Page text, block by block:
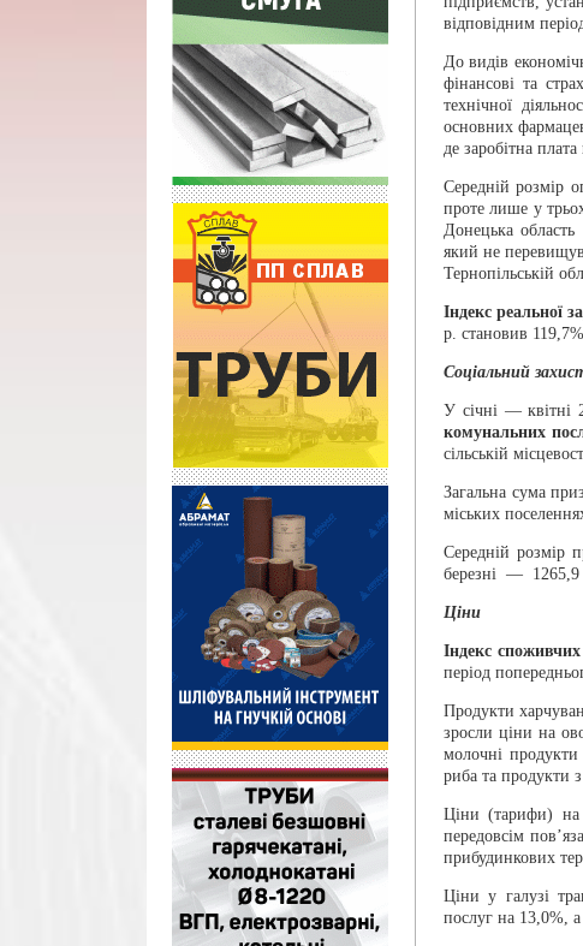
відповідним
До видів
фінансові та
технічної
основних
де заробітна
Середній розмір
проте лише у
Донецька
який не
Тернопільській
Індекс реальної
р. становив
Соціальний
У січні — квітні
комунальних
сільській
Загальна сума
міських
Середній розмір
березні — 1265,9
Ціни
Індекс споживчих
період
Продукти
зросли ціни на
молочні
риба та продукти
Ціни (тарифи) на
передовсім
прибудинкових
Ціни у галузі
послуг на 13,0%,